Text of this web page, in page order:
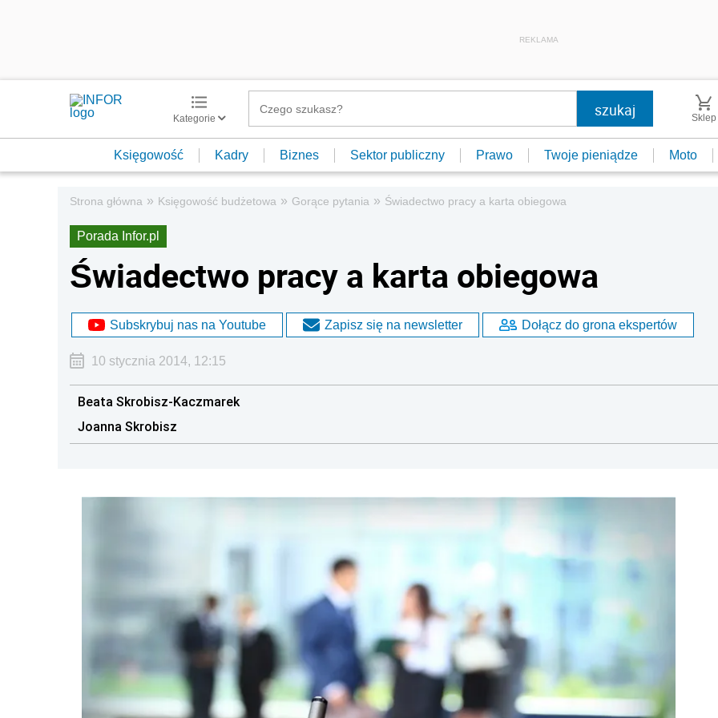
REKLAMA
Kategorie Sklep
Księgowość Kadry Biznes Sektor publiczny Prawo Twoje pieniądze Moto
Strona główna » Księgowość budżetowa » Gorące pytania » Świadectwo pracy a karta obiegowa
Porada Infor.pl
Świadectwo pracy a karta obiegowa
Subskrybuj nas na Youtube Zapisz się na newsletter Dołącz do grona ekspertów
10 stycznia 2014, 12:15
Beata Skrobisz-Kaczmarek
Joanna Skrobisz